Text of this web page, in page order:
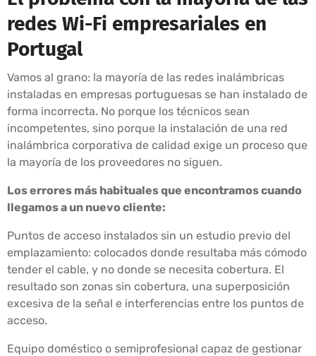
redes Wi-Fi empresariales en
Portugal
Vamos al grano: la mayoría de las redes inalámbricas
instaladas en empresas portuguesas se han instalado de
forma incorrecta. No porque los técnicos sean
incompetentes, sino porque la instalación de una red
inalámbrica corporativa de calidad exige un proceso que
la mayoría de los proveedores no siguen.
Los errores más habituales que encontramos cuando
llegamos a un nuevo cliente:
Puntos de acceso instalados sin un estudio previo del
emplazamiento: colocados donde resultaba más cómodo
tender el cable, y no donde se necesita cobertura. El
resultado son zonas sin cobertura, una superposición
excesiva de la señal e interferencias entre los puntos de
acceso.
Equipo doméstico o semiprofesional capaz de gestionar